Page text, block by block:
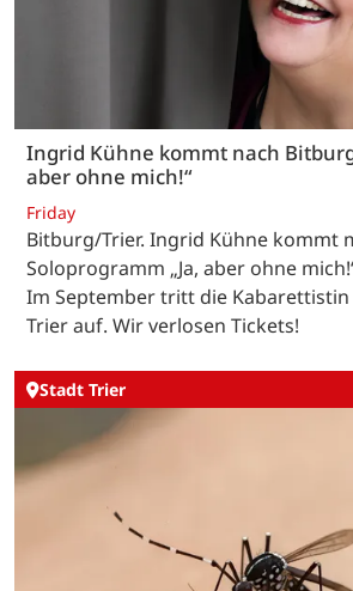
Ingrid Kühne kommt nach
aber ohne mich!“
Friday
Bitburg/Trier. Ingrid Kühne kommt
Soloprogramm „Ja, aber ohne
Im September tritt die
Trier auf. Wir verlosen Tickets!
Stadt Trier